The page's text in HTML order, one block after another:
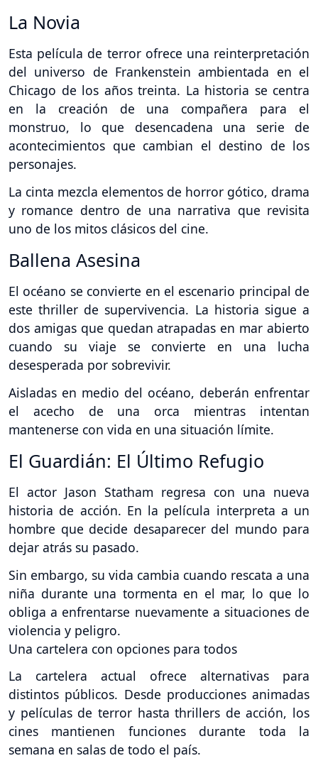
La Novia
Esta película de terror ofrece una reinterpretación
del universo de Frankenstein ambientada en el
Chicago de los años treinta. La historia se centra
en la creación de una compañera para el
monstruo, lo que desencadena una serie de
acontecimientos que cambian el destino de los
personajes.
La cinta mezcla elementos de horror gótico, drama
y romance dentro de una narrativa que revisita
uno de los mitos clásicos del cine.
Ballena Asesina
El océano se convierte en el escenario principal de
este thriller de supervivencia. La historia sigue a
dos amigas que quedan atrapadas en mar abierto
cuando su viaje se convierte en una lucha
desesperada por sobrevivir.
Aisladas en medio del océano, deberán enfrentar
el acecho de una orca mientras intentan
mantenerse con vida en una situación límite.
El Guardián: El Último Refugio
El actor Jason Statham regresa con una nueva
historia de acción. En la película interpreta a un
hombre que decide desaparecer del mundo para
dejar atrás su pasado.
Sin embargo, su vida cambia cuando rescata a una
niña durante una tormenta en el mar, lo que lo
obliga a enfrentarse nuevamente a situaciones de
violencia y peligro.
Una cartelera con opciones para todos
La cartelera actual ofrece alternativas para
distintos públicos. Desde producciones animadas
y películas de terror hasta thrillers de acción, los
cines mantienen funciones durante toda la
semana en salas de todo el país.